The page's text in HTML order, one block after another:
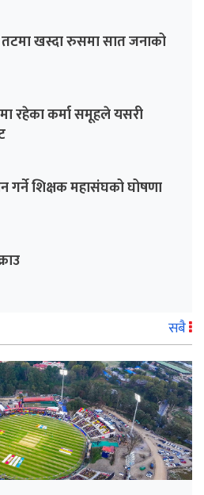
तटमा खस्दा रुसमा सात जनाको
रहेका कर्मा समूहले यसरी
गर्ने शिक्षक महासंघको घोषणा
सबै